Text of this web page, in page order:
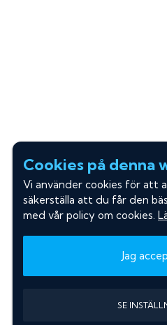
Cookies på denna
Vi använder cookies för att
säkerställa att du får den
med vår policy om cookies.
Jag
SE